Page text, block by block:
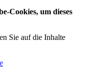
Cookies, um dieses
Sie auf die Inhalte